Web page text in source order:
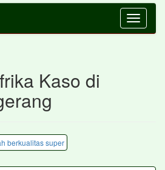
Toggle
Kaso di